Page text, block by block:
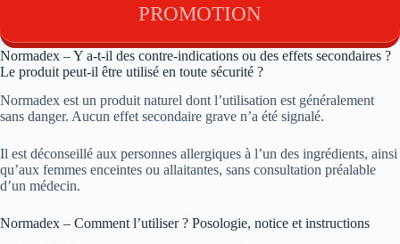
PROMOTION
Normadex – Y a-t-il des contre-indications ou des effets secondaires ?
Le produit peut-il être utilisé en toute sécurité ?
Normadex est un produit naturel dont l’utilisation est généralement
sans danger. Aucun effet secondaire grave n’a été signalé.
Il est déconseillé aux personnes allergiques à l’un des ingrédients, ainsi
qu’aux femmes enceintes ou allaitantes, sans consultation préalable
d’un médecin.
Normadex – Comment l’utiliser ? Posologie, notice et instructions